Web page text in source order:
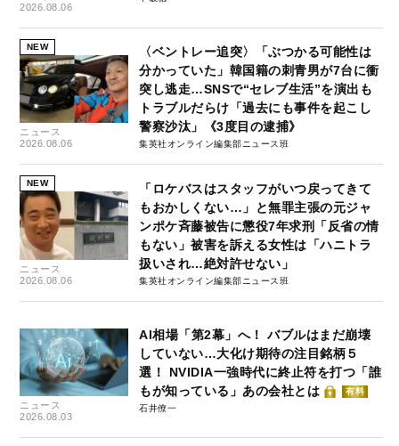
2026.08.06
NEW
ニュース
2026.08.06
〈ベントレー追突〉「ぶつかる可能性は
分かっていた」韓国籍の刺青男が7台に衝
突し逃走…SNSで“セレブ生活”を演出も
トラブルだらけ「過去にも事件を起こし
警察沙汰」《3度目の逮捕》
集英社オンライン編集部ニュース班
NEW
ニュース
2026.08.06
「ロケバスはスタッフがいつ戻ってきて
もおかしくない…」と無罪主張の元ジャ
ンポケ斉藤被告に懲役7年求刑「反省の情
もない」被害を訴える女性は「ハニトラ
扱いされ…絶対許せない」
集英社オンライン編集部ニュース班
ニュース
2026.08.03
AI相場「第2幕」へ！ バブルはまだ崩壊
していない…大化け期待の注目銘柄５
選！ NVIDIA一強時代に終止符を打つ「誰
もが知っている」あの会社とは
有料
石井僚一